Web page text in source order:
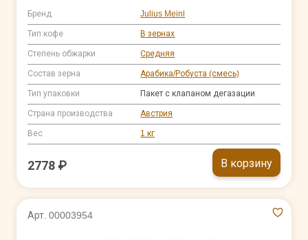
Бренд Julius Meinl
Тип кофе В зернах
Степень обжарки Средняя
Состав зерна Арабика/Робуста (смесь)
Тип упаковки Пакет с клапаном дегазации
Страна производства Австрия
Вес 1 кг
2778 ₽ В корзину
Арт. 00003954